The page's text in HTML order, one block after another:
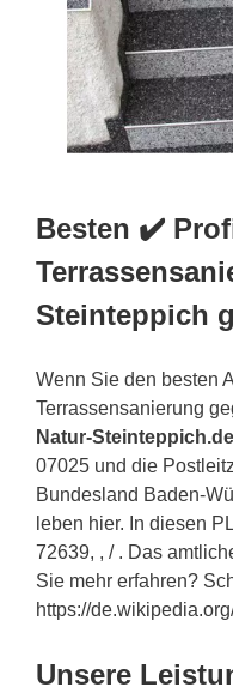
Besten ✔️
Steinteppich
Wenn Sie den besten
Terrassensanierung
Natur-Steinteppich.de
07025 und die
Bundesland Baden-
leben hier. In diesen
72639, , / . Das
Sie mehr erfahren?
https://
Unsere